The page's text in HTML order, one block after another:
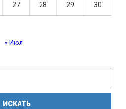
27 28 29 30
« Июл